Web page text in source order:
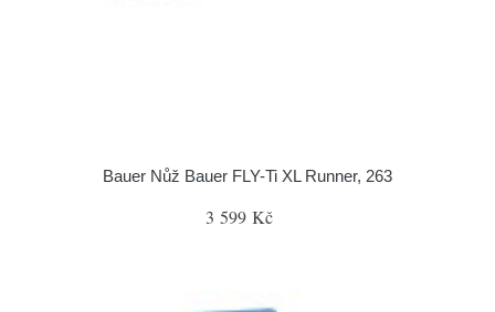
Bauer Nůž Bauer FLY-Ti XL Runner, 263
3 599 Kč